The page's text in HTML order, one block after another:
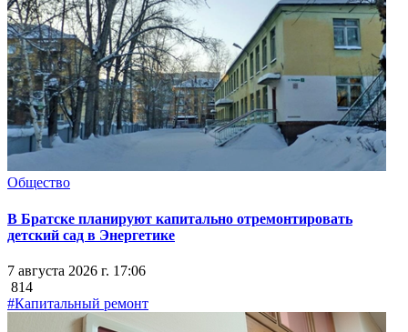
Общество
В Братске планируют капитально отремонтировать
детский сад в Энергетике
7 августа 2026 г. 17:06
814
#Капитальный ремонт